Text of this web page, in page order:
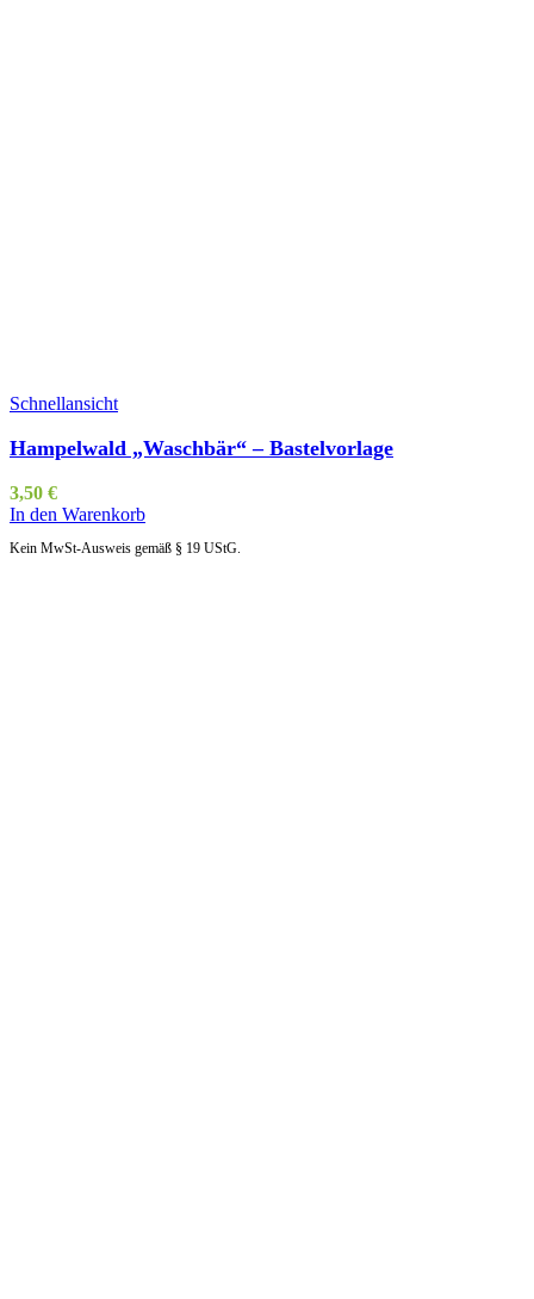
Schnellansicht
Hampelwald „Waschbär“ – Bastelvorlage
3,50 €
In den Warenkorb
Kein MwSt-Ausweis gemäß § 19 UStG.